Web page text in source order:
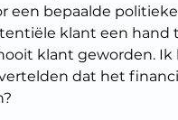
een bepaalde
klant een hand
klant geworden. Ik
dat het